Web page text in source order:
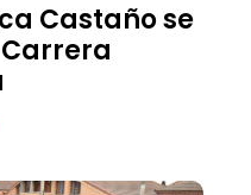
Castaño se